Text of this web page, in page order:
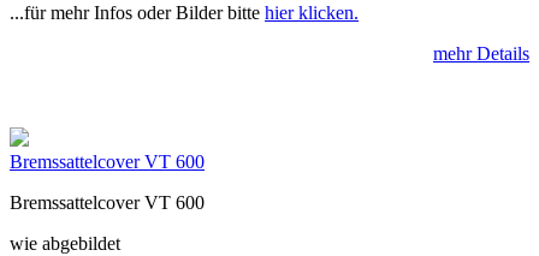
...für mehr Infos oder Bilder bitte hier klicken.
mehr Details
Bremssattelcover VT 600
Bremssattelcover VT 600
wie abgebildet